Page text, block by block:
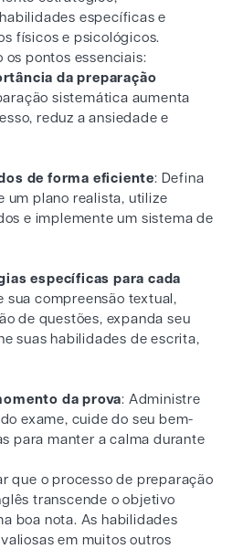
específicas e
físicos e psicológicos.
os pontos essenciais:
da preparação
sistemática aumenta
reduz a ansiedade e
de forma eficiente: Defina
um plano realista, utilize
e implemente um sistema de
específicas para cada
sua compreensão textual,
de questões, expanda seu
suas habilidades de escrita,
da prova: Administre
exame, cuide do seu bem-
para manter a calma durante
que o processo de preparação
transcende o objetivo
boa nota. As habilidades
em muitos outros